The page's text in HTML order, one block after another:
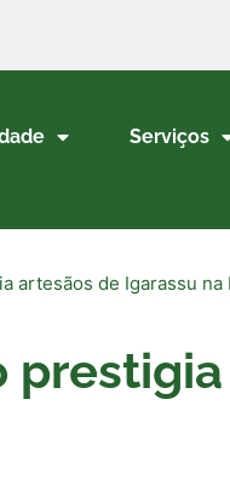
Serviços
artesãos de Igarassu na